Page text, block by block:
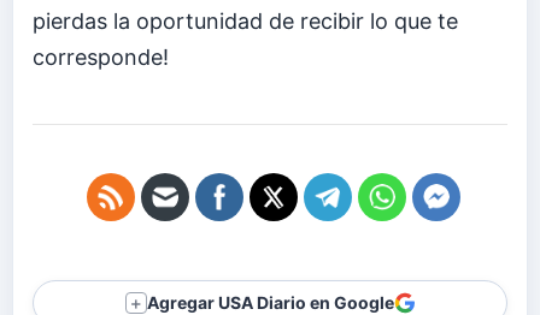
pierdas la oportunidad de recibir lo que te
corresponde!
＋ Agregar USA Diario en Google